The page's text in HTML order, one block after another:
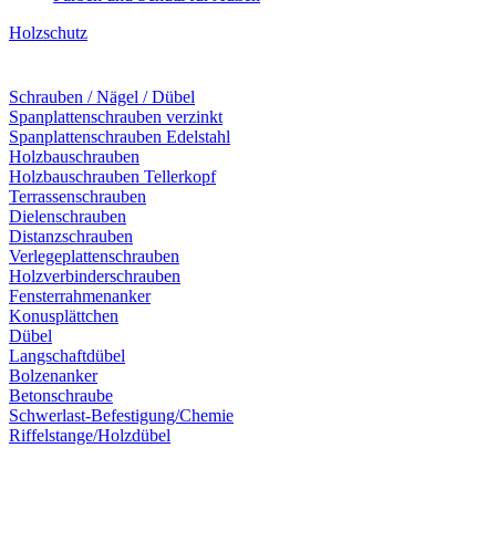
Holzschutz
Schrauben / Nägel / Dübel
Spanplattenschrauben verzinkt
Spanplattenschrauben Edelstahl
Holzbauschrauben
Holzbauschrauben Tellerkopf
Terrassenschrauben
Dielenschrauben
Distanzschrauben
Verlegeplattenschrauben
Holzverbinderschrauben
Fensterrahmenanker
Konusplättchen
Dübel
Langschaftdübel
Bolzenanker
Betonschraube
Schwerlast-Befestigung/Chemie
Riffelstange/Holzdübel